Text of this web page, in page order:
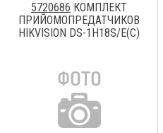
5720686 КОМПЛЕКТ
ПРИЙОМОПРЕДАТЧИКОВ
HIKVISION DS-1H18S/E(C)